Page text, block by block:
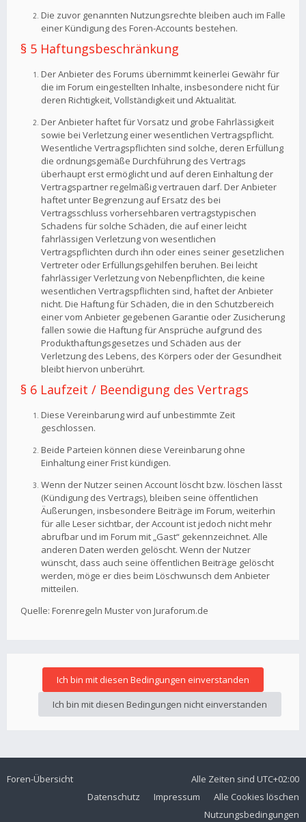
Die zuvor genannten Nutzungsrechte bleiben auch im Falle
einer Kündigung des Foren-Accounts bestehen.
§ 5 Haftungsbeschränkung
Der Anbieter des Forums übernimmt keinerlei Gewähr für
die im Forum eingestellten Inhalte, insbesondere nicht für
deren Richtigkeit, Vollständigkeit und Aktualität.
Der Anbieter haftet für Vorsatz und grobe Fahrlässigkeit
sowie bei Verletzung einer wesentlichen Vertragspflicht.
Wesentliche Vertragspflichten sind solche, deren Erfüllung
die ordnungsgemäße Durchführung des Vertrags
überhaupt erst ermöglicht und auf deren Einhaltung der
Vertragspartner regelmäßig vertrauen darf. Der Anbieter
haftet unter Begrenzung auf Ersatz des bei
Vertragsschluss vorhersehbaren vertragstypischen
Schadens für solche Schäden, die auf einer leicht
fahrlässigen Verletzung von wesentlichen
Vertragspflichten durch ihn oder eines seiner gesetzlichen
Vertreter oder Erfüllungsgehilfen beruhen. Bei leicht
fahrlässiger Verletzung von Nebenpflichten, die keine
wesentlichen Vertragspflichten sind, haftet der Anbieter
nicht. Die Haftung für Schäden, die in den Schutzbereich
einer vom Anbieter gegebenen Garantie oder Zusicherung
fallen sowie die Haftung für Ansprüche aufgrund des
Produkthaftungsgesetzes und Schäden aus der
Verletzung des Lebens, des Körpers oder der Gesundheit
bleibt hiervon unberührt.
§ 6 Laufzeit / Beendigung des Vertrags
Diese Vereinbarung wird auf unbestimmte Zeit
geschlossen.
Beide Parteien können diese Vereinbarung ohne
Einhaltung einer Frist kündigen.
Wenn der Nutzer seinen Account löscht bzw. löschen lässt
(Kündigung des Vertrags), bleiben seine öffentlichen
Äußerungen, insbesondere Beiträge im Forum, weiterhin
für alle Leser sichtbar, der Account ist jedoch nicht mehr
abrufbar und im Forum mit „Gast“ gekennzeichnet. Alle
anderen Daten werden gelöscht. Wenn der Nutzer
wünscht, dass auch seine öffentlichen Beiträge gelöscht
werden, möge er dies beim Löschwunsch dem Anbieter
mitteilen.
Quelle: Forenregeln Muster von Juraforum.de
Foren-Übersicht Alle Zeiten sind UTC+02:00
Alle Cookies löschen
Impressum
Datenschutz
Nutzungsbedingungen